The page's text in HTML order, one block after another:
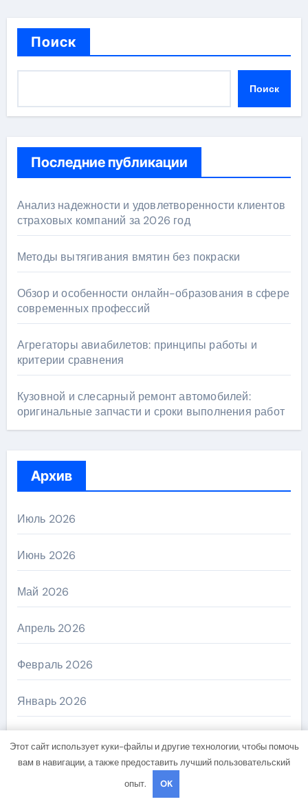
Поиск
Поиск
Последние публикации
Анализ надежности и удовлетворенности клиентов
страховых компаний за 2026 год
Методы вытягивания вмятин без покраски
Обзор и особенности онлайн-образования в сфере
современных профессий
Агрегаторы авиабилетов: принципы работы и
критерии сравнения
Кузовной и слесарный ремонт автомобилей:
оригинальные запчасти и сроки выполнения работ
Архив
Июль 2026
Июнь 2026
Май 2026
Апрель 2026
Февраль 2026
Январь 2026
Этот сайт использует куки-файлы и другие технологии, чтобы помочь
вам в навигации, а также предоставить лучший пользовательский
опыт.
OK